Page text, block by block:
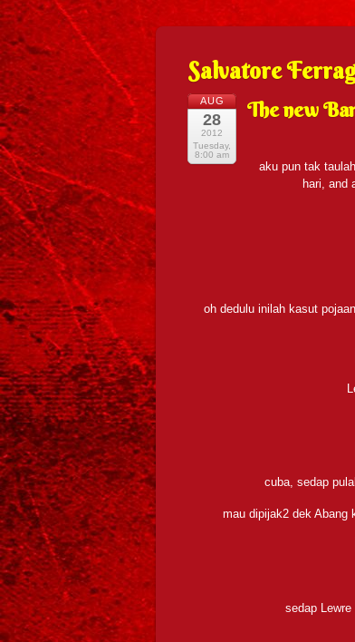
Salvatore
AUG
28
2012
Tuesday,
8:00 am
The new
aku pun tak
hari, and
oh dedulu inilah kasut
cuba, sedap
mau dipijak2 dek Abang
sedap